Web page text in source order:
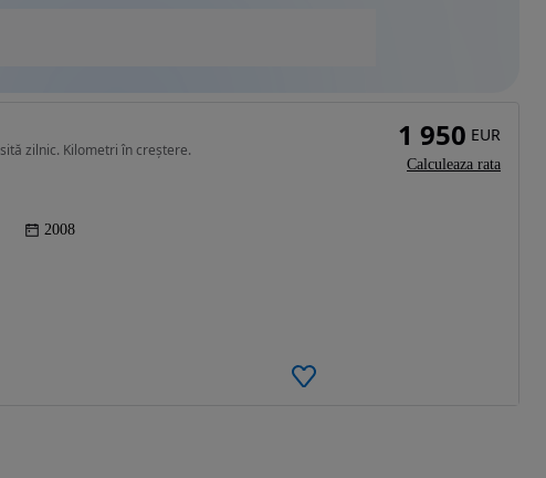
zilnic. Kilometri în creștere.
2008
1 950 EUR
Calculeaza rata